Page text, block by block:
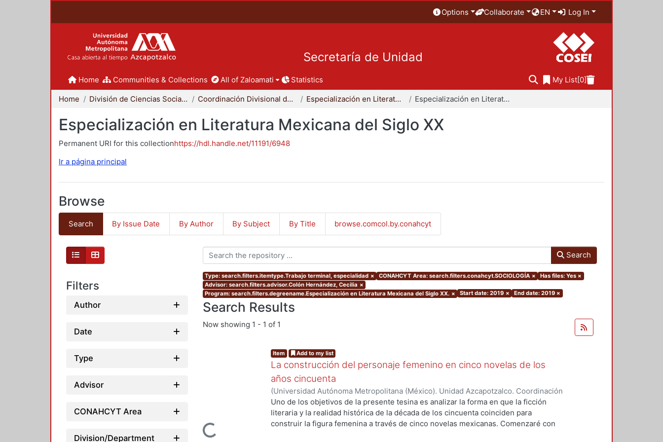
Options Collaborate EN Log In
Secretaría de Unidad
Home Communities & Collections All of Zaloamati Statistics My List[0]
Home División de Ciencias Sociales y Humanidades Coordinación Divisional de Posgrado Especialización en Literatura Mexicana del Siglo XX Especialización en Literatura Mexicana del Siglo XX
Especialización en Literatura Mexicana del Siglo XX
Permanent URI for this collectionhttps://hdl.handle.net/11191/6948
Ir a página principal
Browse
Search By Issue Date By Author By Subject By Title browse.comcol.by.conahcyt
Filters
Author
Date
Type
Advisor
CONAHCYT Area
Division/Department
Search
Type: search.filters.itemtype.Trabajo terminal, especialidad × CONAHCYT Area: search.filters.conahcyt.SOCIOLOGÍA × Has files: Yes ×
Advisor: search.filters.advisor.Colón Hernández, Cecilia ×
Program: search.filters.degreename.Especialización en Literatura Mexicana del Siglo XX. × Start date: 2019 × End date: 2019 ×
Search Results
Now showing 1 - 1 of 1
Item Add to my list
La construcción del personaje femenino en cinco novelas de los
años cincuenta
(Universidad Autónoma Metropolitana (México). Unidad Azcapotzalco. Coordinación
de Servicios de Información.,2019) Bolaños Franco, Berenice Itzel
Uno de los objetivos de la presente tesina es analizar la forma en que la ficción
literaria y la realidad histórica de la década de los cincuenta coinciden para
construir la figura femenina a través de cinco novelas mexicanas. Comenzaré con